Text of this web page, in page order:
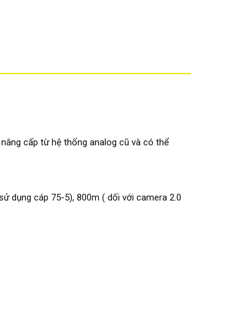
cấp từ hệ thống analog cũ và có thể
dụng cáp 75-5), 800m ( dối với camera 2.0